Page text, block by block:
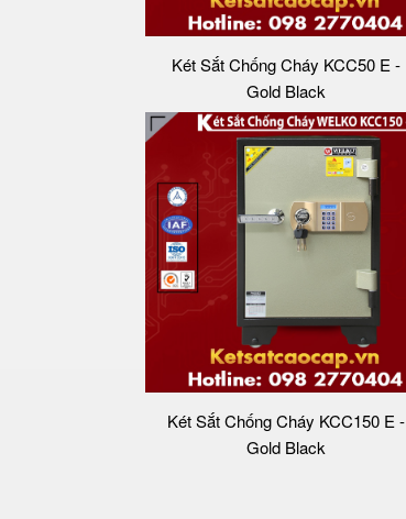
Két Sắt Chống Cháy KCC50 E -
Gold Black
Két Sắt Chống Cháy KCC150 E -
Gold Black